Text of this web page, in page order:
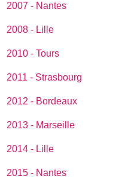
2007 - Nantes
2008 - Lille
2010 - Tours
2011 - Strasbourg
2012 - Bordeaux
2013 - Marseille
2014 - Lille
2015 - Nantes